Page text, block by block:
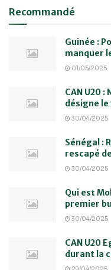
Recommandé
Guinée :
manquer
01/05/2025
CAN U20
désigne le
30/04/2025
Sénégal :
rescapé
30/04/2025
Qui est
premier
30/04/2025
CAN U20
durant la